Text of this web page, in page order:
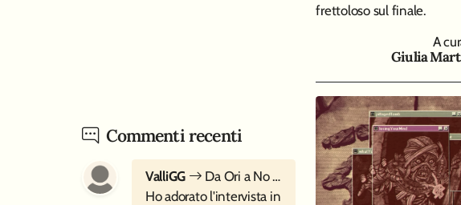
Commenti recenti
ValliGG
Da Ori a No Rest for the Wicked - Intervista a Moon Studios
Ho adorato l'intervista in
frettoloso sul finale.
A
Giulia